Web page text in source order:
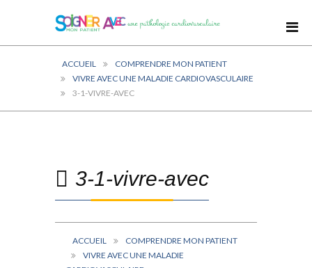
ACCUEIL
COMPRENDRE MON PATIENT
VIVRE AVEC UNE MALADIE CARDIOVASCULAIRE
3-1-VIVRE-AVEC
3-1-vivre-avec
ACCUEIL
COMPRENDRE MON PATIENT
VIVRE AVEC UNE MALADIE